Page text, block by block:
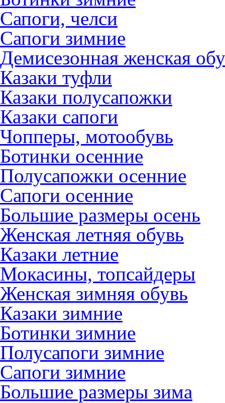
Сапоги, челси
Сапоги зимние
Демисезонная женская
Казаки туфли
Казаки полусапожки
Казаки сапоги
Чопперы, мотообувь
Ботинки осенние
Полусапожки осенние
Сапоги осенние
Большие размеры осень
Женская летняя обувь
Казаки летние
Мокасины, топсайдеры
Женская зимняя обувь
Казаки зимние
Ботинки зимние
Полусапоги зимние
Сапоги зимние
Большие размеры зима